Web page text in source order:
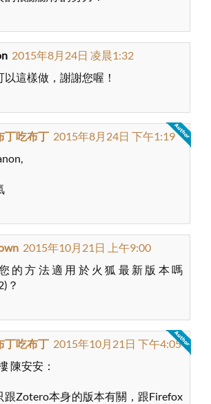
2015年8月24日 凌晨1:32
以這樣做，謝謝您喔！
丁吃布丁 2015年8月24日 下午1:19
2015年10月21日 上午9:00
的方法適用於火狐最新版本嗎
？
丁吃布丁 2015年10月21日 下午4:05
陳安安：
跟Zotero本身的版本有關，跟Firefox